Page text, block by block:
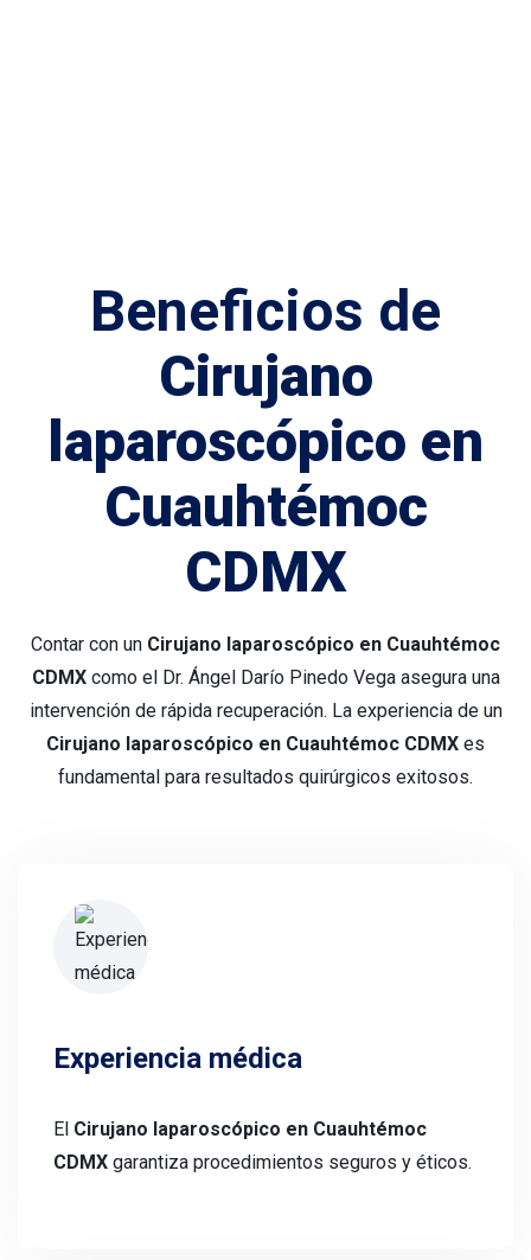
Beneficios de
Cirujano
laparoscópico en
Cuauhtémoc
CDMX
Contar con un Cirujano laparoscópico en Cuauhtémoc
CDMXcomo el Dr. Ángel Darío Pinedo Vega asegura una
intervención de rápida recuperación. La experiencia de un
Cirujano laparoscópico en Cuauhtémoc CDMX es
fundamental para resultados quirúrgicos exitosos.
Experiencia médica
El Cirujano laparoscópico en Cuauhtémoc
CDMX garantiza procedimientos seguros y éticos.